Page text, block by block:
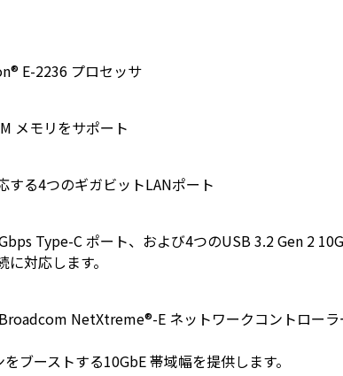
E-2236 プロセッサ
メモリをサポート
する4つのギガビットLANポート
Type-C ポート、および4つのUSB 3.2 Gen 2
対応します。
NetXtreme®-E ネットワークコントロー
ブーストする10GbE 帯域幅を提供します。